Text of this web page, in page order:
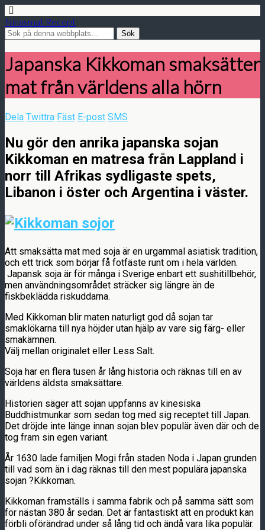
Ninasmat Recept
Japanska Kikkoman smaksätter
mat från världens alla hörn
Dela Twittra Fäst E-post SMS
Nu gör den anrika japanska sojan
Kikkoman en matresa från Lappland i
norr till Afrikas sydligaste spets,
Libanon i öster och Argentina i väster.
Att smaksätta mat med soja är en urgammal asiatisk tradition,
och ett trick som börjar få fotfäste runt om i hela världen.
Japansk soja är för många i Sverige enbart ett sushitillbehör,
men användningsområdet sträcker sig längre än de
fiskbeklädda riskuddarna.
Med Kikkoman blir maten naturligt god då sojan tar
smaklökarna till nya höjder utan hjälp av vare sig färg- eller
smakämnen.
Välj mellan originalet eller Less Salt.
Soja har en flera tusen år lång historia och räknas till en av
världens äldsta smaksättare.
Historien säger att sojan uppfanns av kinesiska
Buddhistmunkar som sedan tog med sig receptet till Japan.
Det dröjde inte länge innan sojan blev populär även där och de
tog fram sin egen variant.
År 1630 lade familjen Mogi från staden Noda i Japan grunden
till vad som än i dag räknas till den mest populära japanska
sojan ?Kikkoman.
Kikkoman framställs i samma fabrik och på samma sätt som
för nästan 380 år sedan. Det är fantastiskt att en produkt kan
förbli oförändrad under så lång tid och ändå vara lika populär.